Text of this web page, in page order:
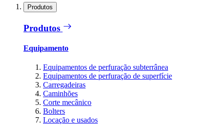
Produtos
Produtos
Equipamento
Equipamentos de perfuração subterrânea
Equipamentos de perfuração de superfície
Carregadeiras
Caminhões
Corte mecânico
Bolters
Locação e usados